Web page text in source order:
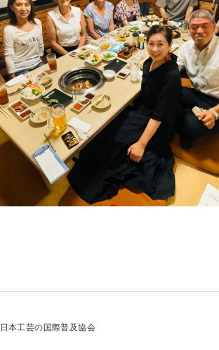
本工芸の国際普及協会